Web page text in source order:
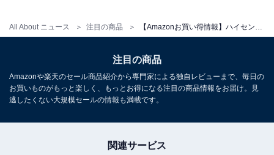
All About ニュース 注目の商品
ハイセンス 洗濯機 6kg 1-3人用 スリム 最短14分洗濯 シャ
簡単操作 真下排水 一人暮らし HW-K60J
Amazonで見る
ハイセンス「HWF-KD100SL-W」
注目の商品
Amazonや楽天のセール商品紹介から専門家による独自レビューまで、毎日の
お買いものがもっと楽しく、もっとお得になる注目の商品情報をお届け。見
逃したくない大規模セールの情報も満載です。
関連サービス